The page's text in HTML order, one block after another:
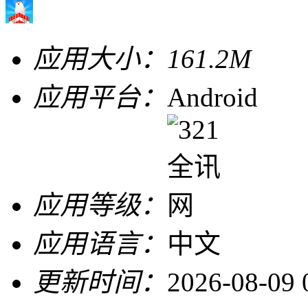
应用大小： 161.2M
应用平台： Android
应用等级：
应用语言： 中文
更新时间： 2026-08-09